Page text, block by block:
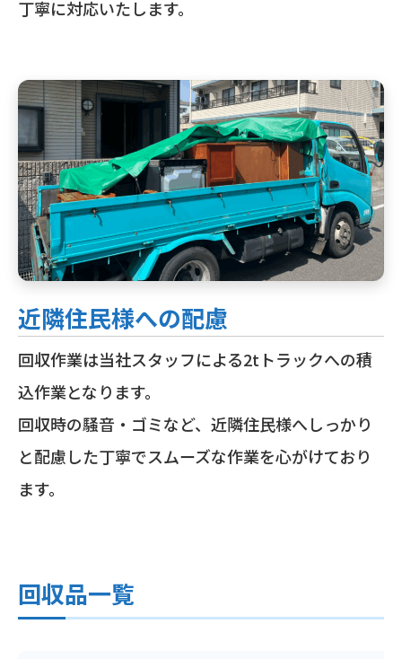
丁寧に対応いたします。
近隣住民様への配慮
回収作業は当社スタッフによる2tトラックへの積
込作業となります。
回収時の騒音・ゴミなど、近隣住民様へしっかり
と配慮した丁寧でスムーズな作業を心がけており
ます。
回収品一覧